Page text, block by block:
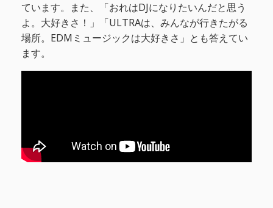
ています。また、「おれはDJになりたいんだと思う
よ。大好きさ！」「ULTRAは、みんなが行きたがる
場所。EDMミュージックは大好きさ」とも答えてい
ます。